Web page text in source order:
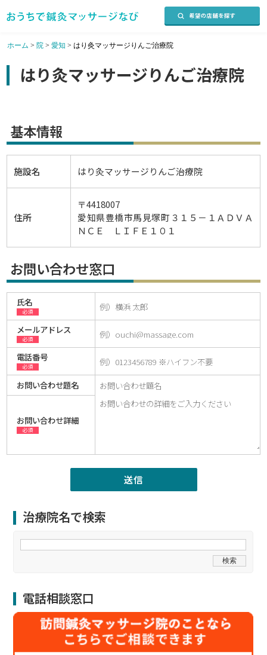
ホーム > 院> 愛知 > はり灸マッサージりんご治療院
はり灸マッサージりんご治療院
基本情報
施設名 はり灸マッサージりんご治療院
住所
〒4418007
愛知県豊橋市馬見塚町３１５－１ＡＤＶＡ
ＮＣＥ ＬＩＦＥ１０１
お問い合わせ窓口
氏名
必須
メールアドレス
必須
電話番号
必須
お問い合わせ題名
お問い合わせ詳細
必須
治療院名で検索
電話相談窓口